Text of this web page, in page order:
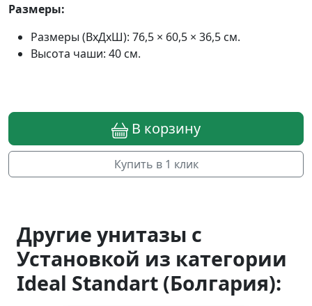
Размеры:
Размеры (ВхДхШ): 76,5 × 60,5 × 36,5 см.
Высота чаши: 40 см.
В корзину
Купить в 1 клик
Другие унитазы с
Установкой из категории
Ideal Standart (Болгария):